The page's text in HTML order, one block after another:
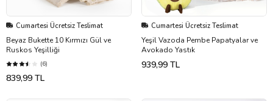
Cumartesi Ücretsiz Teslimat
Beyaz Bukette 10 Kırmızı Gül ve
Ruskos Yeşilliği
(6)
839,99 TL
Cumartesi Ücretsiz Teslimat
Yeşil Vazoda Pembe Papatyalar ve
Avokado Yastık
939,99 TL